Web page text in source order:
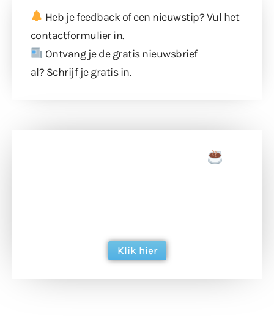
Heb je feedback of een nieuwstip? Vul het
contactformulierin.
Ontvang je de gratis nieuwsbrief
al? Schrijf je gratis in.
Klik hier